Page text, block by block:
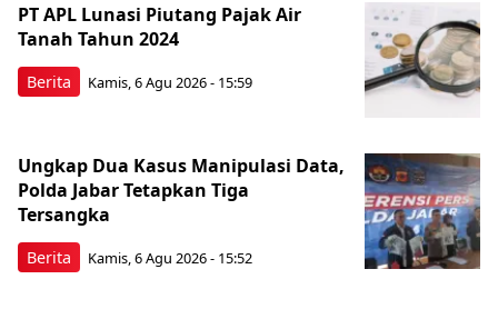
Berita
PT APL Lunasi Piutang Pajak Air
Tanah Tahun 2024
Kamis, 6 Agu 2026 - 15:59
Berita
Ungkap Dua Kasus Manipulasi Data,
Polda Jabar Tetapkan Tiga
Tersangka
Kamis, 6 Agu 2026 - 15:52